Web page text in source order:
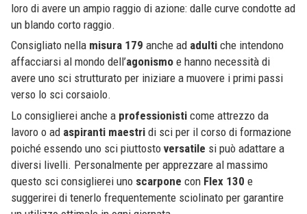
loro di avere un ampio raggio di azione: dalle curve condotte ad
un blando corto raggio.
Consigliato nella misura 179 anche ad adulti che intendono
affacciarsi al mondo dell’agonismo e hanno necessità di
avere uno sci strutturato per iniziare a muovere i primi passi
verso lo sci corsaiolo.
Lo consiglierei anche a professionisti come attrezzo da
lavoro o ad aspiranti maestri di sci per il corso di formazione
poiché essendo uno sci piuttosto versatile si può adattare a
diversi livelli. Personalmente per apprezzare al massimo
questo sci consiglierei uno scarpone con Flex 130 e
suggerirei di tenerlo frequentemente sciolinato per garantire